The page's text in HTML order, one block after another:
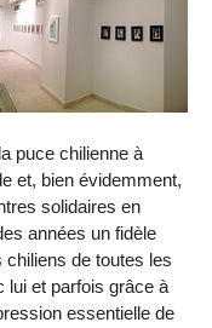
puce chilienne à
et, bien évidemment,
solidaires en
années un fidèle
de toutes les
lui et parfois grâce à
essentielle de